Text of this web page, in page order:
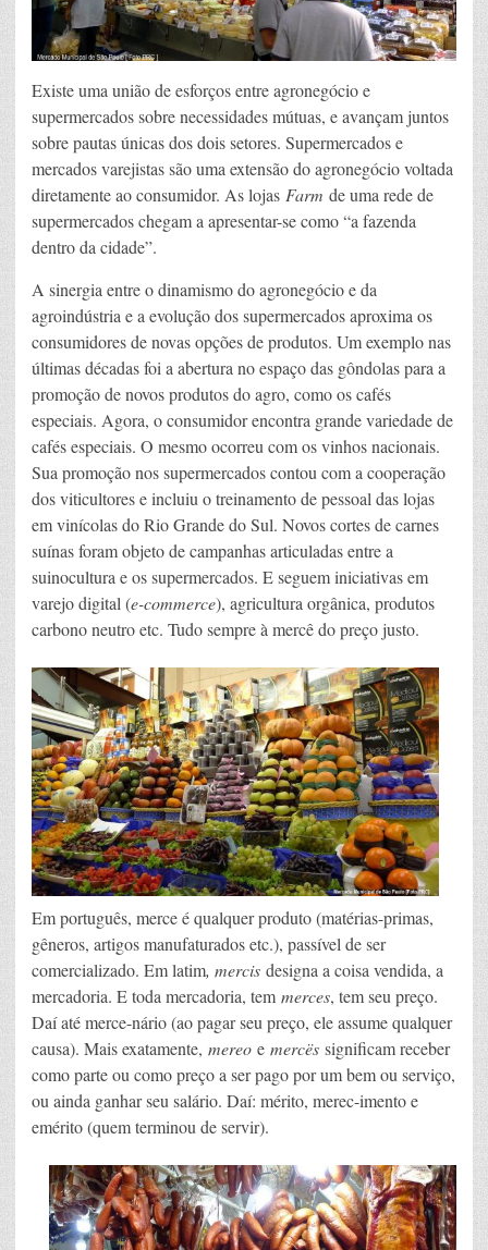
Existe uma união de esforços entre agronegócio e
supermercados sobre necessidades mútuas, e avançam juntos
sobre pautas únicas dos dois setores. Supermercados e
mercados varejistas são uma extensão do agronegócio voltada
diretamente ao consumidor. As lojas Farm de uma rede de
supermercados chegam a apresentar-se como “a fazenda
dentro da cidade”.
A sinergia entre o dinamismo do agronegócio e da
agroindústria e a evolução dos supermercados aproxima os
consumidores de novas opções de produtos. Um exemplo nas
últimas décadas foi a abertura no espaço das gôndolas para a
promoção de novos produtos do agro, como os cafés
especiais. Agora, o consumidor encontra grande variedade de
cafés especiais. O mesmo ocorreu com os vinhos nacionais.
Sua promoção nos supermercados contou com a cooperação
dos viticultores e incluiu o treinamento de pessoal das lojas
em vinícolas do Rio Grande do Sul. Novos cortes de carnes
suínas foram objeto de campanhas articuladas entre a
suinocultura e os supermercados. E seguem iniciativas em
varejo digital (e-commerce), agricultura orgânica, produtos
carbono neutro etc. Tudo sempre à mercê do preço justo.
Em português, merce é qualquer produto (matérias-primas,
gêneros, artigos manufaturados etc.), passível de ser
comercializado. Em latim, mercis designa a coisa vendida, a
mercadoria. E toda mercadoria, tem merces, tem seu preço.
Daí até merce-nário (ao pagar seu preço, ele assume qualquer
causa). Mais exatamente, mereo e mercës significam receber
como parte ou como preço a ser pago por um bem ou serviço,
ou ainda ganhar seu salário. Daí: mérito, merec-imento e
emérito (quem terminou de servir).